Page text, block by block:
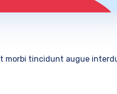
morbi tincidunt augue